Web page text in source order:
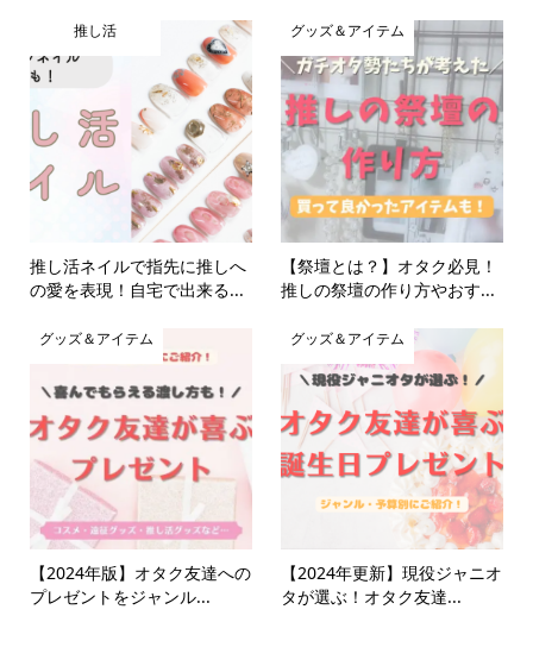
推し活
推し活ネイルで指先に推しへ
の愛を表現！自宅で出来る...
グッズ＆アイテム
【祭壇とは？】オタク必見！
推しの祭壇の作り方やおす...
グッズ＆アイテム
【2024年版】オタク友達への
プレゼントをジャンル...
グッズ＆アイテム
【2024年更新】現役ジャニオ
タが選ぶ！オタク友達...